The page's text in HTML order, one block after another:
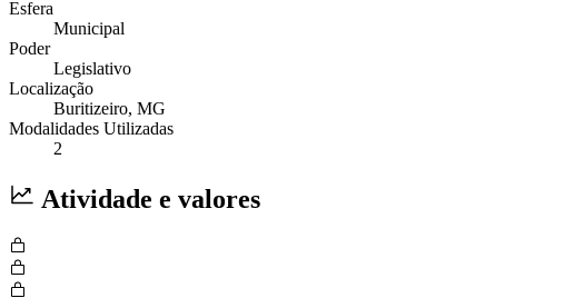
Esfera
Municipal
Poder
Legislativo
Localização
Buritizeiro, MG
Modalidades Utilizadas
2
Atividade e valores